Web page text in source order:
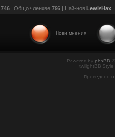
746| Общо членове 796| Най-нов LewisHax
Нови мнения
Powered by phpBB
twilightBB
Преведено